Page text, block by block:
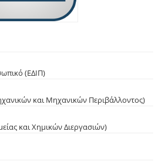
(ΕΔΙΠ)
και Μηχανικών Περιβάλλοντος)
και Χημικών Διεργασιών)